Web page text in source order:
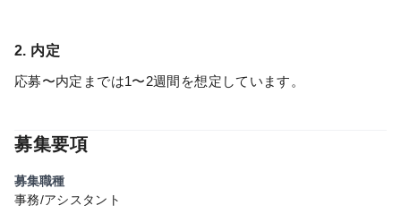
2. 内定
応募〜内定までは1〜2週間を想定しています。
募集要項
募集職種
事務/アシスタント